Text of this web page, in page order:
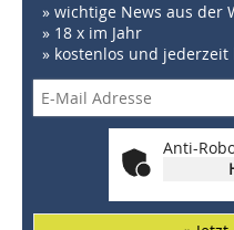
» wichtige News aus der
» 18 x im Jahr
» kostenlos und
Anti-